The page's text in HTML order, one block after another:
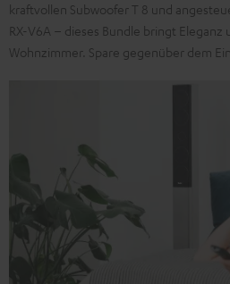
kraftvollen Subwoofer T 8 und
RX-V6A – dieses Bundle bringt
Wohnzimmer. Spare gegenüber dem